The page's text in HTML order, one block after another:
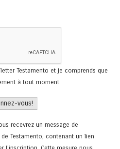
Testamento et je comprends que
à tout moment.
recevrez un message de
Testamento, contenant un lien